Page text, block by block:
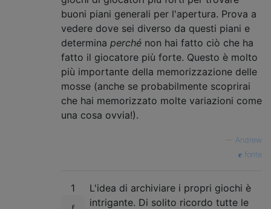
buoni piani generali per l'apertura. Prova a
vedere dove sei diverso da questi piani e
determina perché non hai fatto ciò che ha
fatto il giocatore più forte. Questo è molto
più importante della memorizzazione delle
mosse (anche se probabilmente scoprirai
che hai memorizzato molte variazioni come
una cosa ovvia!).
Andrew
fonte
1
L'idea di archiviare i propri giochi è
intrigante. Di solito ricordo tutte le